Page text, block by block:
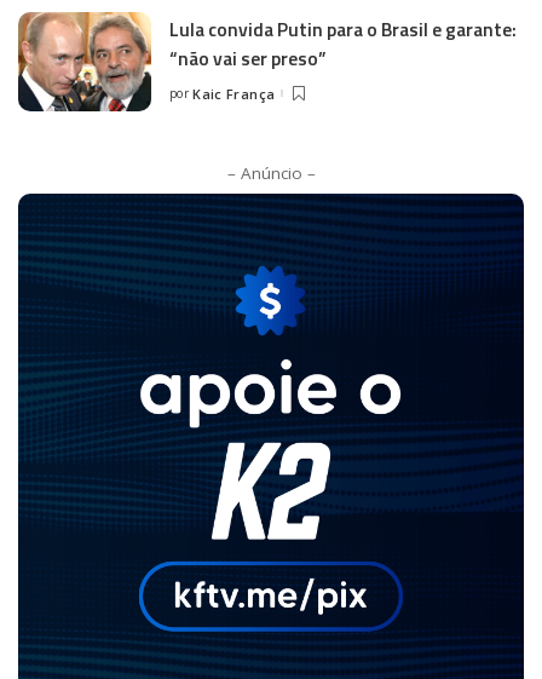
Lula convida Putin para o Brasil e garante:
“não vai ser preso”
por Kaic França
– Anúncio –